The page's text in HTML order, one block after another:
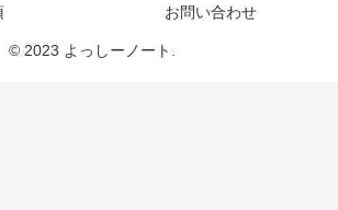
お問い合わせ
© 2023 よっしーノート.